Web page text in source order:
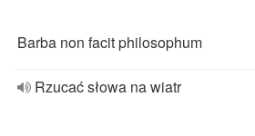
Barba non facit philosophum
Rzucać słowa na wiatr